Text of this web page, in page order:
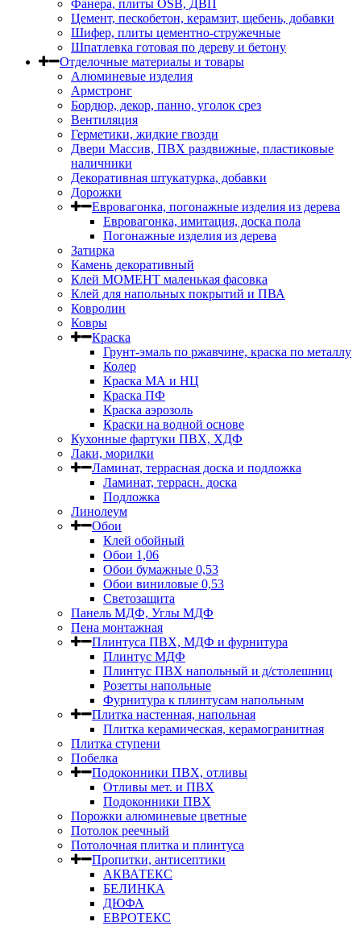
Фанера, плиты OSB, ДВП
Цемент, пескобетон, керамзит, щебень, добавки
Шифер, плиты цементно-стружечные
Шпатлевка готовая по дереву и бетону
Отделочные материалы и товары
Алюминевые изделия
Армстронг
Бордюр, декор, панно, уголок срез
Вентиляция
Герметики, жидкие гвозди
Двери Массив, ПВХ раздвижные, пластиковые
наличники
Декоративная штукатурка, добавки
Дорожки
Евровагонка, погонажные изделия из дерева
Евровагонка, имитация, доска пола
Погонажные изделия из дерева
Затирка
Камень декоративный
Клей МОМЕНТ маленькая фасовка
Клей для напольных покрытий и ПВА
Ковролин
Ковры
Краска
Грунт-эмаль по ржавчине, краска по металлу
Колер
Краска МА и НЦ
Краска ПФ
Краска аэрозоль
Краски на водной основе
Кухонные фартуки ПВХ, ХДФ
Лаки, морилки
Ламинат, террасная доска и подложка
Ламинат, террасн. доска
Подложка
Линолеум
Обои
Клей обойный
Обои 1,06
Обои бумажные 0,53
Обои виниловые 0,53
Светозащита
Панель МДФ, Углы МДФ
Пена монтажная
Плинтуса ПВХ, МДФ и фурнитура
Плинтус МДФ
Плинтус ПВХ напольный и д/столешниц
Розетты напольные
Фурнитура к плинтусам напольным
Плитка настенная, напольная
Плитка керамическая, керамогранитная
Плитка ступени
Побелка
Подоконники ПВХ, отливы
Отливы мет. и ПВХ
Подоконники ПВХ
Порожки алюминевые цветные
Потолок реечный
Потолочная плитка и плинтуса
Пропитки, антисептики
АКВАТЕКС
БЕЛИНКА
ДЮФА
ЕВРОТЕКС